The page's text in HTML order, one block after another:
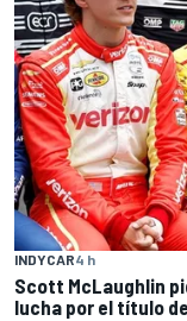
INDYCAR4 h
Scott McLaughlin
lucha por el título